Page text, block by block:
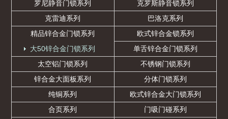
罗尼静音门锁系列
克罗斯静音锁系列
克雷迪系列
巴洛克系列
精品锌合金门锁系列
欧式锌合金锁系列
大50锌合金门锁系列
单舌锌合金门锁系列
太空铝门锁系列
不锈钢门锁系列
锌合金大面板系列
分体门锁系列
纯铜系列
欧式锌合金大门锁系列
合页系列
门吸门碰系列